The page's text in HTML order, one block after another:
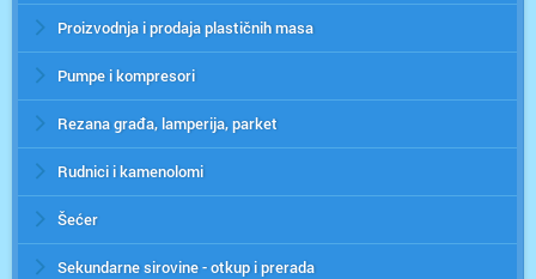
Proizvodnja i prodaja plastičnih masa
Pumpe i kompresori
Rezana građa, lamperija, parket
Rudnici i kamenolomi
Šećer
Sekundarne sirovine - otkup i prerada